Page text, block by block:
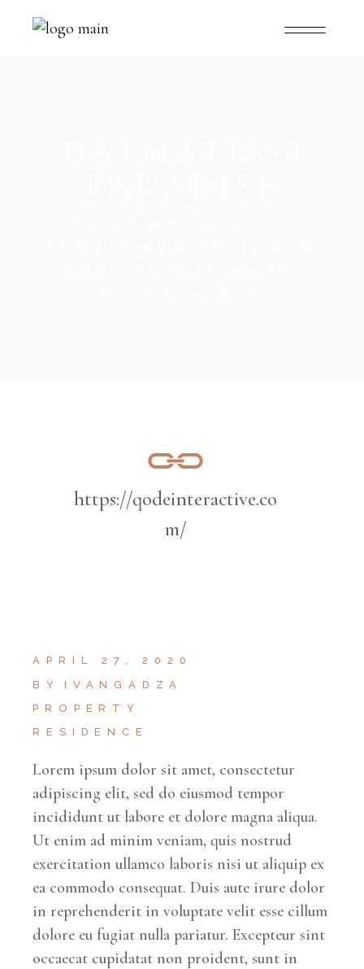
https://qodeinteractive.co
m/
APRIL 27, 2020
BY
IVANGADZA
PROPERTY
RESIDENCE
Lorem ipsum dolor sit amet, consectetur
adipiscing elit, sed do eiusmod tempor
incididunt ut labore et dolore magna aliqua.
Ut enim ad minim veniam, quis nostrud
exercitation ullamco laboris nisi ut aliquip ex
ea commodo consequat. Duis aute irure dolor
in reprehenderit in voluptate velit esse cillum
dolore eu fugiat nulla pariatur. Excepteur sint
occaecat cupidatat non proident, sunt in